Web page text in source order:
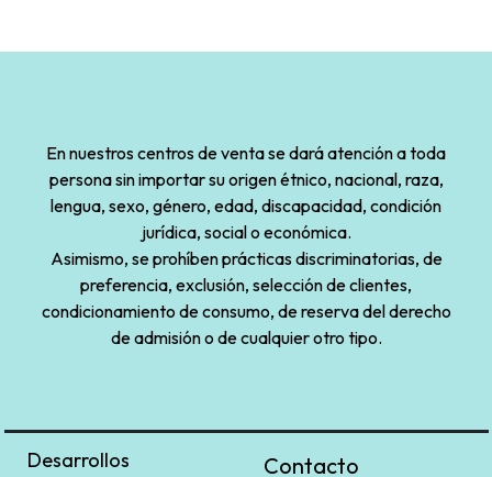
En nuestros centros de venta se dará atención a toda
persona sin importar su origen étnico, nacional, raza,
lengua, sexo, género, edad, discapacidad, condición
jurídica, social o económica.
Asimismo, se prohíben prácticas discriminatorias, de
preferencia, exclusión, selección de clientes,
condicionamiento de consumo, de reserva del derecho
de admisión o de cualquier otro tipo.
Desarrollos Contacto